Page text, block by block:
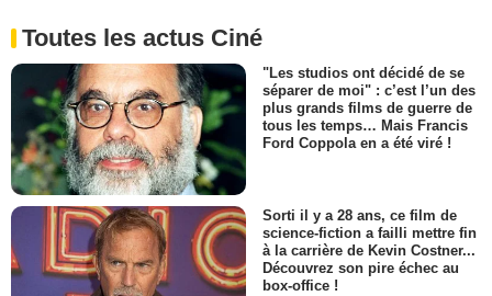
Toutes les actus Ciné
"Les studios ont décidé de se
séparer de moi" : c’est l’un des
plus grands films de guerre de
tous les temps… Mais Francis
Ford Coppola en a été viré !
Sorti il y a 28 ans, ce film de
science-fiction a failli mettre fin
à la carrière de Kevin Costner...
Découvrez son pire échec au
box-office !